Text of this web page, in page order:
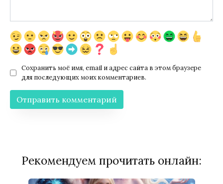
Сохранить моё имя, email и адрес сайта в этом браузере
для последующих моих комментариев.
Рекомендуем прочитать онлайн: